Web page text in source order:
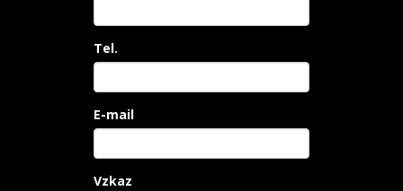
Tel.
E-mail
Vzkaz